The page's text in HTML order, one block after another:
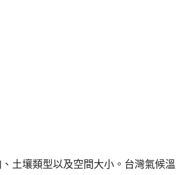
土壤類型以及空間大小。台灣氣候溫